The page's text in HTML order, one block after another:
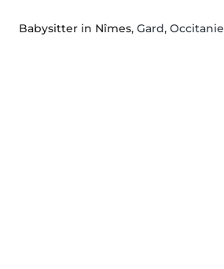
Babysitter in Nîmes, Gard, Occitanie